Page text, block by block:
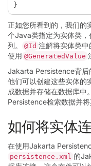
}
正如您所看到的，我们的
个Java类指定为实体类
列。
@Id 注解将实体类
使用 @GeneratedValue
Jakarta Persistence背后
他们可以创建这些实体
成数据并存储在数据库
Persistence检索数据并将
如何将实体
在使用Jakarta
persistence.xml 的